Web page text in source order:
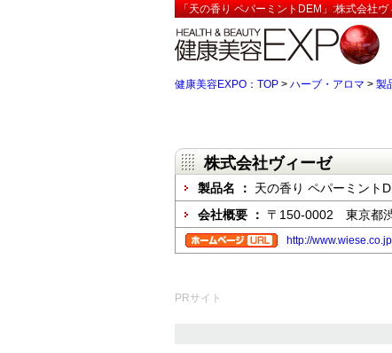
「天の香り ペパーミントDEM」:株式会社
健康美容EXPO：TOP > ハーブ・アロマ > 製
株式会社ヴィーゼ
製品名 ： 天の香り ペパーミント
会社概要 ： 〒150-0002 東京都
http://
PRサイト